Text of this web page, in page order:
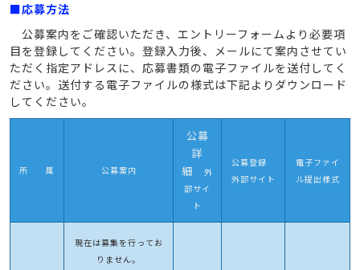
■応募方法
公募案内をご確認いただき、エントリーフォームより必要項
目を登録してください。登録入力後、メールにて案内させてい
ただく指定アドレスに、応募書類の電子ファイルを送付してく
ださい。送付する電子ファイルの様式は下記よりダウンロード
してください。
所 属 公募案内
公募
詳
細
外
部サイ
ト
公募登録
外部サイト
電子ファイ
ル提出様式
現在は募集を行ってお
りません。